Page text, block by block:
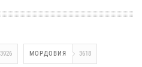
3926 МОРДОВИЯ 3618